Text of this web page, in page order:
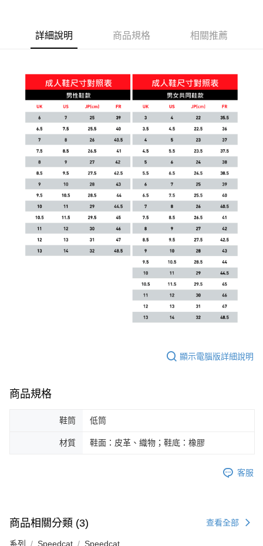
每筆NT$150，滿NT$1,800(含以上)免運費
每筆NT$180
詳細說明 商品規格 相關推薦
顯示電腦版詳細說明
商品規格
鞋筒 低筒
材質 鞋面：皮革、織物；鞋底：橡膠
客服
商品相關分類 (3) 查看全部
系列 Speedcat Speedcat